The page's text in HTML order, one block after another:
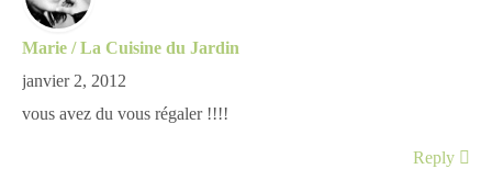
Marie / La Cuisine du Jardin
janvier 2, 2012
vous avez du vous régaler !!!!
Reply